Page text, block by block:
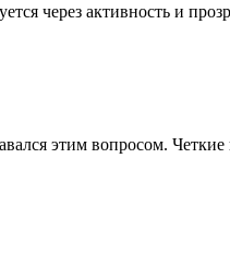
через активность и
этим вопросом.